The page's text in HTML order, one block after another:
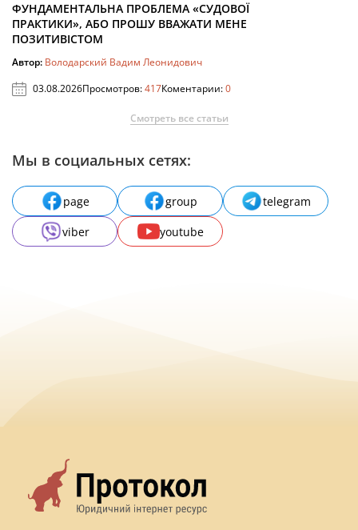
ФУНДАМЕНТАЛЬНА ПРОБЛЕМА «СУДОВОЇ
ПРАКТИКИ», АБО ПРОШУ ВВАЖАТИ МЕНЕ
ПОЗИТИВІСТОМ
Автор: Володарский Вадим Леонидович
03.08.2026Просмотров:417Коментарии:0
Смотреть все статьи
Мы в социальных сетях:
page group
telegram
viber
youtube